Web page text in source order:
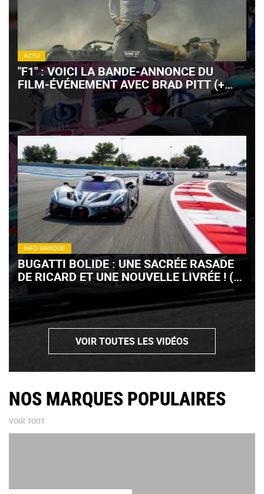
ACTU
"F1" : VOICI LA BANDE-ANNONCE DU
FILM-ÉVÉNEMENT AVEC BRAD PITT (+
VIDÉO)
INFO MARQUE
BUGATTI BOLIDE : UNE SACRÉE RASADE
DE RICARD ET UNE NOUVELLE LIVRÉE ! (+
VIDÉO)
VOIR TOUTES LES VIDÉOS
NOS MARQUES POPULAIRES
VOIR TOUT